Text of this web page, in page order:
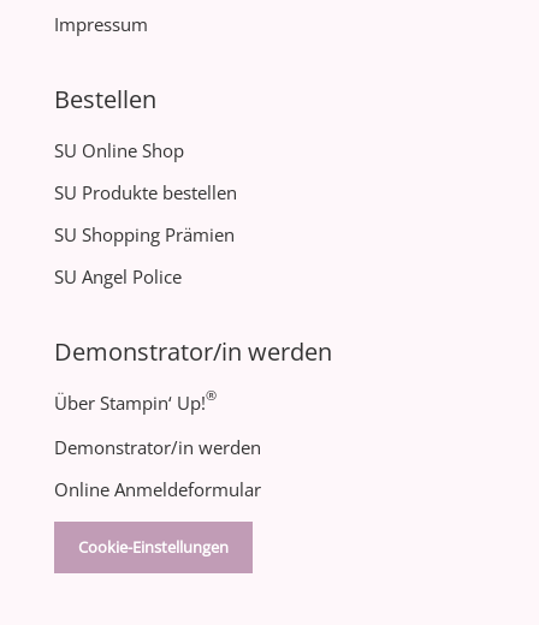
Impressum
Bestellen
SU Online Shop
SU Produkte bestellen
SU Shopping Prämien
SU Angel Police
Demonstrator/in werden
Über Stampin‘ Up!®
Demonstrator/in werden
Online Anmeldeformular
Cookie-Einstellungen